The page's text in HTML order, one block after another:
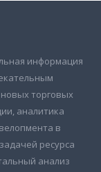
информация
торговых
аналитика
в
ресурса
анализ